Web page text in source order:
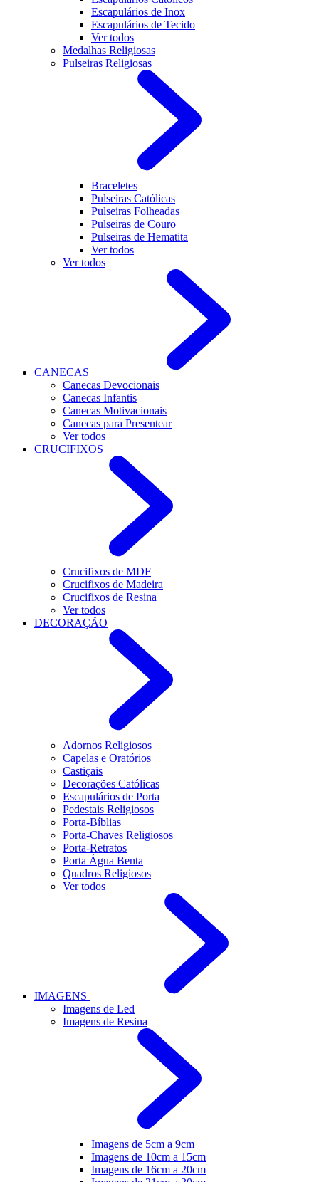
Escapulários de Inox
Escapulários de Tecido
Ver todos
Medalhas Religiosas
Pulseiras Religiosas
Braceletes
Pulseiras Católicas
Pulseiras Folheadas
Pulseiras de Couro
Pulseiras de Hematita
Ver todos
Ver todos
CANECAS
Canecas Devocionais
Canecas Infantis
Canecas Motivacionais
Canecas para Presentear
Ver todos
CRUCIFIXOS
Crucifixos de MDF
Crucifixos de Madeira
Crucifixos de Resina
Ver todos
DECORAÇÃO
Adornos Religiosos
Capelas e Oratórios
Castiçais
Decorações Católicas
Escapulários de Porta
Pedestais Religiosos
Porta-Bíblias
Porta-Chaves Religiosos
Porta-Retratos
Porta Água Benta
Quadros Religiosos
Ver todos
IMAGENS
Imagens de Led
Imagens de Resina
Imagens de 5cm a 9cm
Imagens de 10cm a 15cm
Imagens de 16cm a 20cm